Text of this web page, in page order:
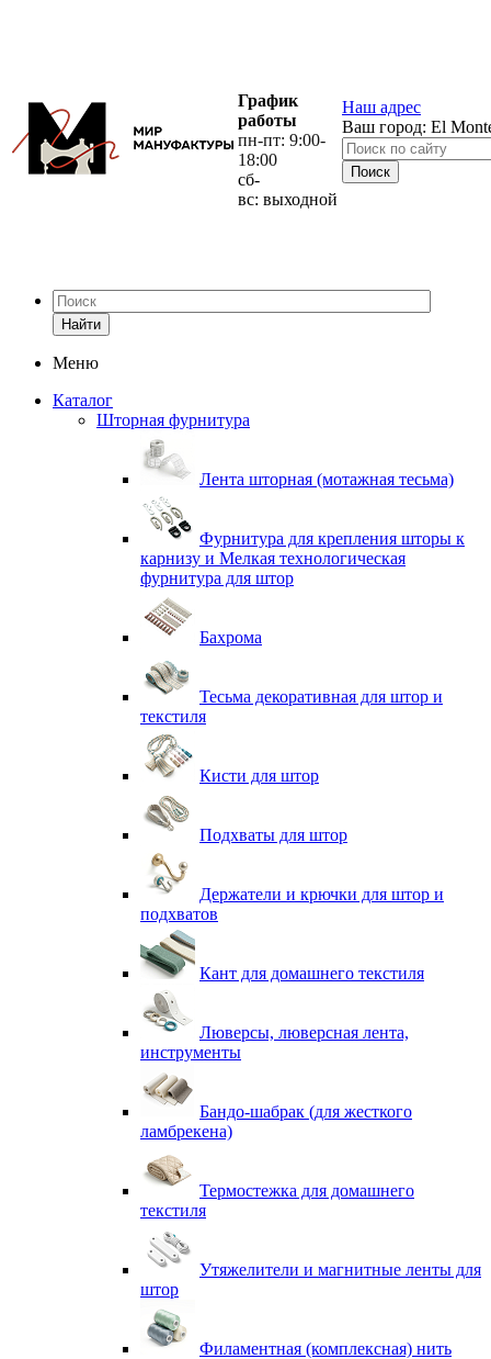
График
работы
пн-пт: 9:00-
18:00
сб-
вс: выходной
Наш адрес
Ваш город: El
Найти
Меню
Каталог
Шторная фурнитура
Лента шторная (мотажная тесьма)
Фурнитура для крепления шторы к
карнизу и Мелкая технологическая
фурнитура для штор
Бахрома
Тесьма декоративная для штор и
текстиля
Кисти для штор
Подхваты для штор
Держатели и крючки для штор и
подхватов
Кант для домашнего текстиля
Люверсы, люверсная лента,
инструменты
Бандо-шабрак (для жесткого
ламбрекена)
Термостежка для домашнего
текстиля
Утяжелители и магнитные ленты для
штор
Филаментная (комплексная) нить